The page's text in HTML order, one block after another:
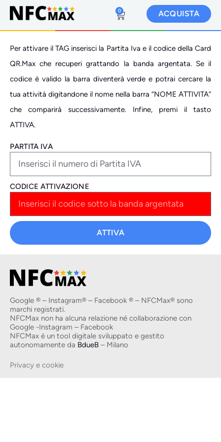
0 ACQUISTA
Per attivare il TAG inserisci la Partita Iva e il codice della Card
QR.Max che recuperi grattando la banda argentata. Se il
codice è valido la barra diventerà verde e potrai cercare la
tua attività digitandone il nome nella barra “NOME ATTIVITA”
che comparirà successivamente. Infine, premi il tasto
ATTIVA.
PARTITA IVA
CODICE ATTIVAZIONE
ATTIVA
Google ® – Instagram® – Facebook ® – NFCMax® sono
marchi registrati.
NFCMax non ha alcuna relazione né collaborazione con
Google -Instagram – Facebook
NFCMax è un tool digitale sviluppato e gestito
autonomamente da BdueB – Milano
Privacy e cookie